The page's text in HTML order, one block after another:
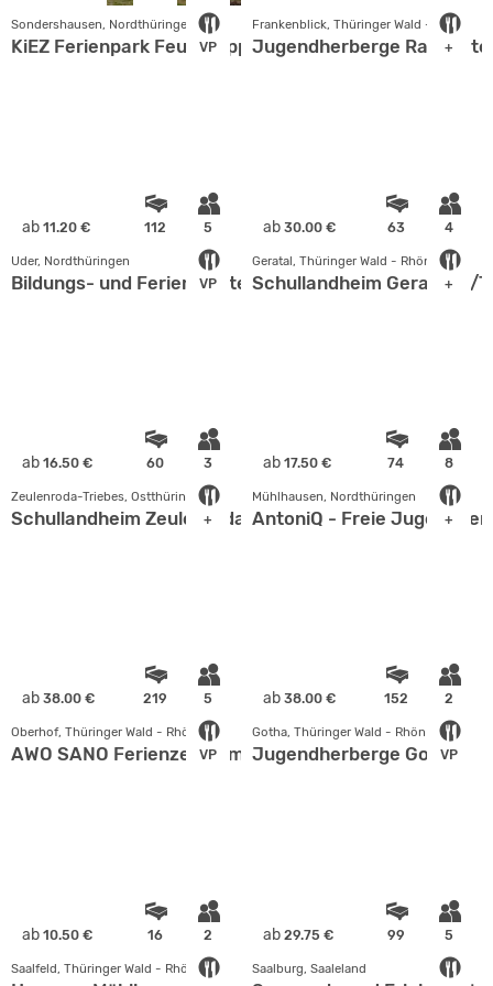
VP
Sondershausen, Nordthüringen
KiEZ Ferienpark Feuerkuppe e. V. +
Frankenblick, Thüringer Wald - Rhön
Jugendherberge
ab 11.20 € 112 5
VP
Uder, Nordthüringen
Bildungs- und Ferienstätte Eichsfeld
ab 30.00 € 63 4
+
Geratal, Thüringer Wald - Rhön
Schullandheim Geraberg/
ab 16.50 € 60 3
+
Zeulenroda-Triebes, Ostthüringen
Schullandheim Zeulenroda-Triebes
ab 17.50 € 74 8
+
Mühlhausen, Nordthüringen
AntoniQ - Freie
ab 38.00 € 219 5
VP
Oberhof, Thüringer Wald - Rhön
AWO SANO Ferienzentrum Oberhof
ab 38.00 € 152 2
VP
Gotha, Thüringer Wald - Rhön
Jugendherberge Gotha
ab 10.50 € 16 2
Saalfeld, Thüringer Wald - Rhön
ab 29.75 € 99 5
Saalburg, Saaleland